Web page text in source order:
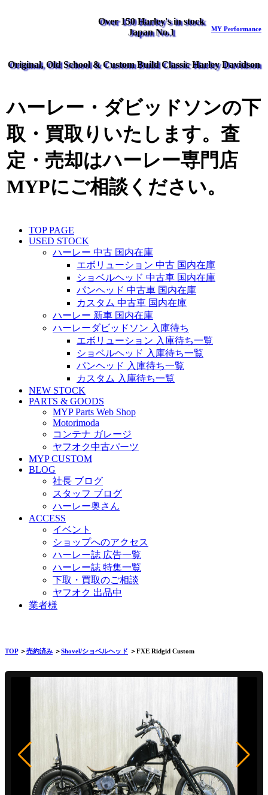
Over 150 Harley's in stock
Japan No.1
MY Performance
Original, Old School & Custom Build Classic Harley Davidson
ハーレー・ダビッドソンの下
取・買取りいたします。査
定・売却はハーレー専門店
MYPにご相談ください。
TOP PAGE
USED STOCK
ハーレー 中古 国内在庫
エボリューション 中古 国内在庫
ショベルヘッド 中古車 国内在庫
パンヘッド 中古車 国内在庫
カスタム 中古車 国内在庫
ハーレー 新車 国内在庫
ハーレーダビッドソン 入庫待ち
エボリューション 入庫待ち一覧
ショベルヘッド 入庫待ち一覧
パンヘッド 入庫待ち一覧
カスタム 入庫待ち一覧
NEW STOCK
PARTS & GOODS
MYP Parts Web Shop
Motorimoda
コンテナ ガレージ
ヤフオク中古パーツ
MYP CUSTOM
BLOG
社長 ブログ
スタッフ ブログ
ハーレー奥さん
ACCESS
イベント
ショップへのアクセス
ハーレー誌 広告一覧
ハーレー誌 特集一覧
下取・買取のご相談
ヤフオク 出品中
業者様
TOP＞売約済み ＞Shovel/ショベルヘッド ＞FXE Ridgid Custom